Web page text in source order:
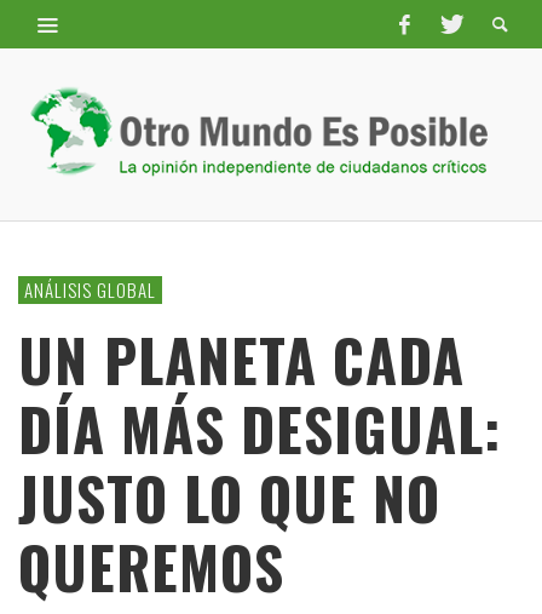
ANÁLISIS GLOBAL
UN PLANETA CADA
DÍA MÁS DESIGUAL:
JUSTO LO QUE NO
QUEREMOS